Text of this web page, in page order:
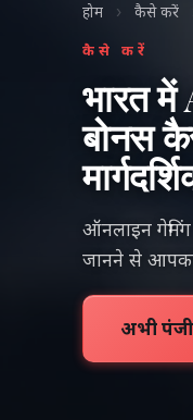
होम › कैसे करें
कैसे करें
भारत में
बोनस
ऑनलाइन गेमिंग
जानने से
अभी